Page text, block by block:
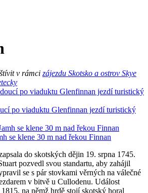
v rámci zájezdu Skotsko a ostrov Skye
po viaduktu Glenfinnan jezdí turistický
se klene 30 m nad řekou Finnan
do skotských dějin 19. srpna 1745.
pozvedl svou standartu, aby zahájil
se s pár stovkami věrných na válečné
v bitvě u Cullodenu. Událost
na němž hrdě stojí skotský horal